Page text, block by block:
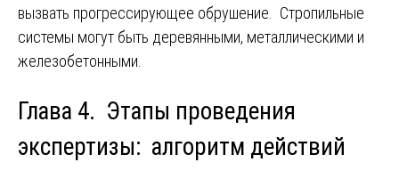
вызвать прогрессирующее обрушение. Стропильные
системы могут быть деревянными, металлическими и
железобетонными.
Глава 4. Этапы проведения
экспертизы: алгоритм действий